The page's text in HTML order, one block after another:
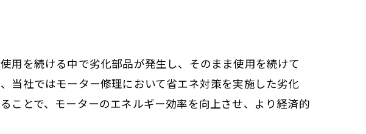
用を続ける中で劣化部品が発生し、そのまま使用を続けて
当社ではモーター修理において省エネ対策を実施した劣化
ことで、モーターのエネルギー効率を向上させ、より経済的